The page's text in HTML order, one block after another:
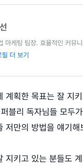
마케팅 팀장. 효율적인 커뮤
더 보기
계획한 목표는 잘 지
블리 독자님들 모두
저만의 방법을 얘기해
지키고 있는 분들도